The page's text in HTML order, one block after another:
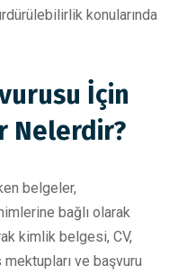
konularında
İçin
Nelerdir?
belgeler,
bağlı olarak
kimlik belgesi, CV,
ve başvuru